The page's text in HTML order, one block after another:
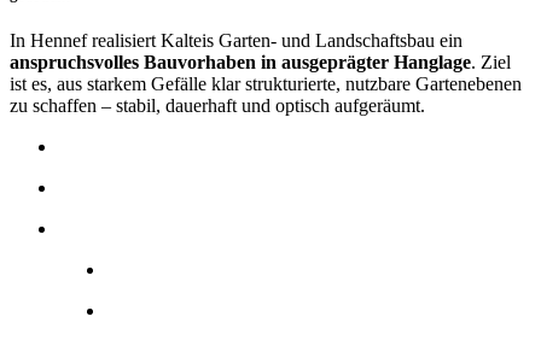
In Hennef realisiert Kalteis Garten- und Landschaftsbau ein
anspruchsvolles Bauvorhaben in ausgeprägter Hanglage. Ziel
ist es, aus starkem Gefälle klar strukturierte, nutzbare Gartenebenen
zu schaffen – stabil, dauerhaft und optisch aufgeräumt.